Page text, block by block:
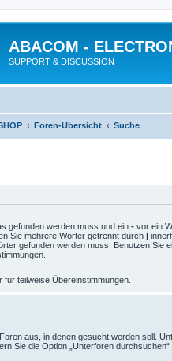
ABACOM -
SUPPORT & DISCUSSION
Foren-Übersicht Suche
gefunden werden muss und ein - vor ein
Sie mehrere Wörter getrennt durch |
gefunden werden muss. Benutzen Sie
für teilweise Übereinstimmungen.
aus, in denen gesucht werden soll.
Sie die Option „Unterforen durchsuchen“